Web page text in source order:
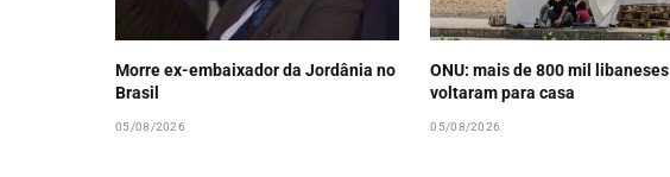
Morre ex-embaixador da Jordânia no
Brasil
05/08/2026
ONU: mais de 800 mil libaneses
voltaram para casa
05/08/2026